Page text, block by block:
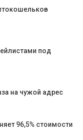
под
на чужой адрес
96,5% стоимости